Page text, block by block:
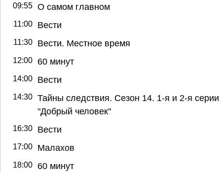
09:55 О самом главном
11:00 Вести
11:30 Вести. Местное время
12:00 60 минут
14:00 Вести
14:30 Тайны следствия. Сезон 14. 1-я и 2-я серии
"Добрый человек"
16:30 Вести
17:00 Малахов
18:00 60 минут